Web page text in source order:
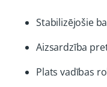
Stabilizējošie
Aizsardzība
Plats vadības